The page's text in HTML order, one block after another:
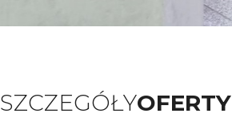
SZCZEGÓŁYOFERTY